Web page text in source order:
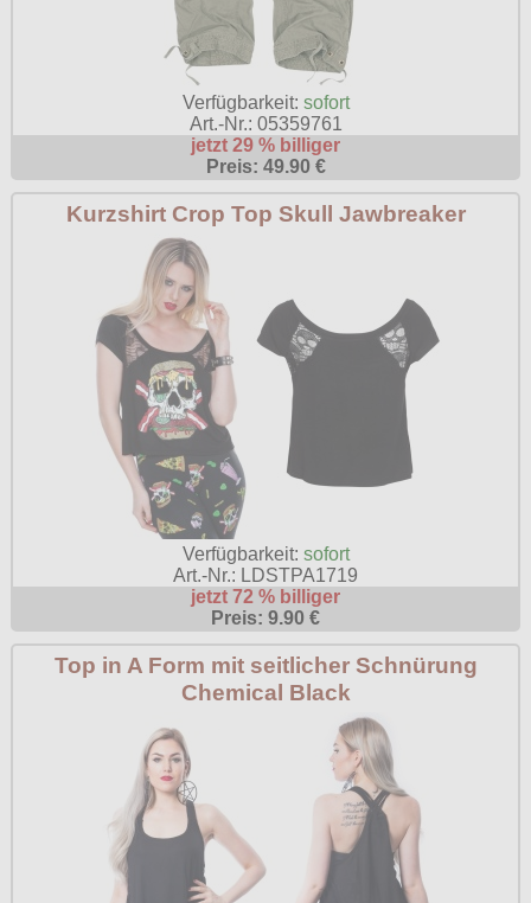
Verfügbarkeit: sofort
Art.-Nr.: 05359761
jetzt 29 % billiger
Preis: 49.90 €
Kurzshirt Crop Top Skull Jawbreaker
Verfügbarkeit: sofort
Art.-Nr.: LDSTPA1719
jetzt 72 % billiger
Preis: 9.90 €
Top in A Form mit seitlicher Schnürung
Chemical Black